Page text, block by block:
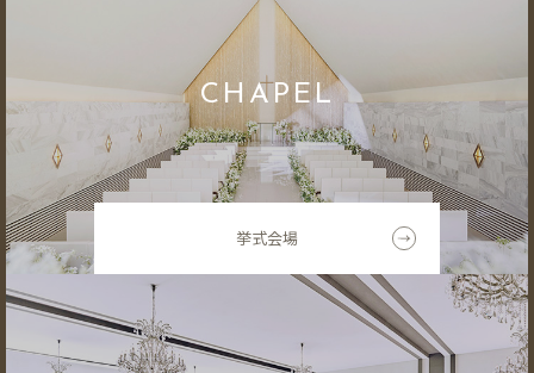
CHAPEL
挙式会場